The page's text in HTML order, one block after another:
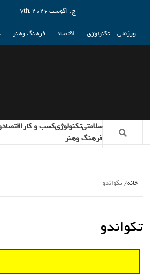
ج. آگوست 7th, 2026
ورزشی تکنولوژی اقتصاد فرهنگ وهنر
سلامتیتکنولوژیکسب و کاراقتصاد
فرهنگ وهنر
خانه تکواندو
تکواندو